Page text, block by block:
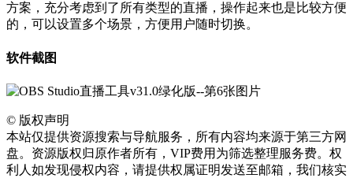
方案，充分考虑到了所有类型的直播，操作起来也是比较方便
的，可以设置多个场景，方便用户随时切换。
软件截图
© 版权声明
本站仅提供资源搜索与导航服务，所有内容均来源于第三方网
盘。资源版权归原作者所有，VIP费用为筛选整理服务费。权
利人如发现侵权内容，请提供权属证明发送至邮箱，我们核实